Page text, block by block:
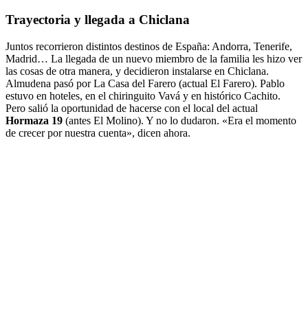
Trayectoria y llegada a Chiclana
Juntos recorrieron distintos destinos de España: Andorra, Tenerife,
Madrid… La llegada de un nuevo miembro de la familia les hizo ver
las cosas de otra manera, y decidieron instalarse en Chiclana.
Almudena pasó por La Casa del Farero (actual El Farero). Pablo
estuvo en hoteles, en el chiringuito Vavá y en histórico Cachito.
Pero salió la oportunidad de hacerse con el local del actual
Hormaza 19 (antes El Molino). Y no lo dudaron. «Era el momento
de crecer por nuestra cuenta», dicen ahora.